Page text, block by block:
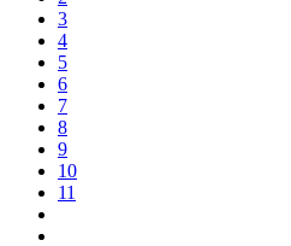
3
4
5
6
7
8
9
10
11